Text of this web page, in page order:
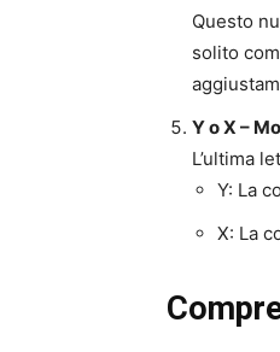
Questo
solito
Y o X –
L’ultima
Y: La
X: La